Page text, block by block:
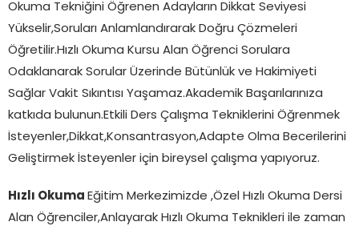
Okuma Tekniğini Öğrenen Adayların Dikkat Seviyesi
Yükselir,Soruları Anlamlandırarak Doğru Çözmeleri
Öğretilir.Hızlı Okuma Kursu Alan Öğrenci Sorulara
Odaklanarak Sorular Üzerinde Bütünlük ve Hakimiyeti
Sağlar Vakit Sıkıntısı Yaşamaz.Akademik Başarılarınıza
katkıda bulunun.Etkili Ders Çalışma Tekniklerini Öğrenmek
İsteyenler,Dikkat,Konsantrasyon,Adapte Olma Becerilerini
Geliştirmek İsteyenler için bireysel çalışma yapıyoruz.
Hızlı Okuma Eğitim Merkezimizde ,Özel Hızlı Okuma Dersi
Alan Öğrenciler,Anlayarak Hızlı Okuma Teknikleri ile zaman